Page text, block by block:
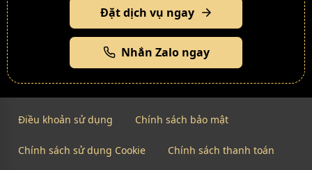
Đặt dịch vụ ngay
Nhắn Zalo ngay
Điều khoản sử dụng Chính sách bảo mật
Chính sách sử dụng Cookie Chính sách thanh toán